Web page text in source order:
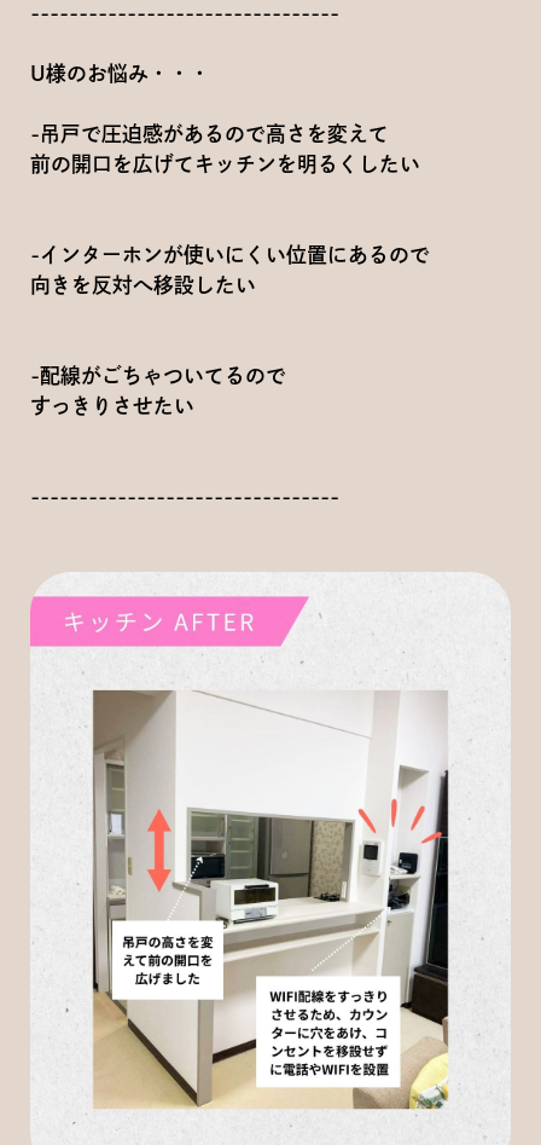
--------------------------------
U様のお悩み・・・
-吊戸で圧迫感があるので高さを変えて
前の開口を広げてキッチンを明るくしたい
-インターホンが使いにくい位置にあるので
向きを反対へ移設したい
-配線がごちゃついてるので
すっきりさせたい
--------------------------------